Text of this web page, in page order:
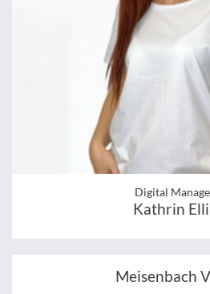
Digital
Kathrin
Meisenbach